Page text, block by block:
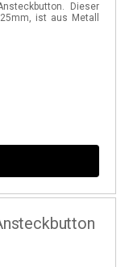
Dieser
ist aus Metall